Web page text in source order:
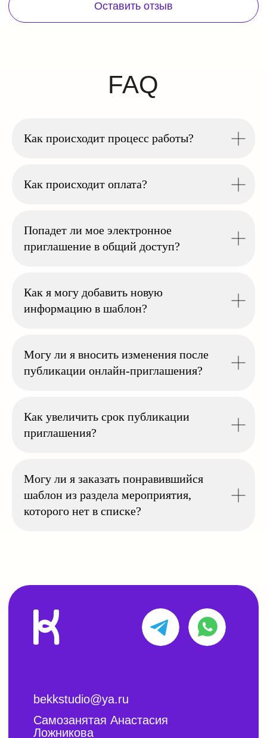
Как происходит процесс работы?
Как происходит оплата?
Попадет ли мое электронное
приглашение в общий доступ?
Как я могу добавить новую
информацию в шаблон?
Могу ли я вносить изменения после
публикации онлайн-приглашения?
Как увеличить срок публикации
приглашения?
Могу ли я заказать понравившийся
шаблон из раздела мероприятия,
которого нет в списке?